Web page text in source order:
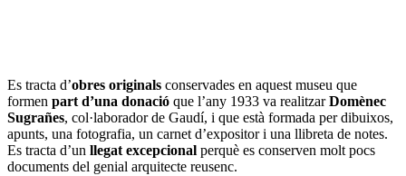
Es tracta d’obres originals conservades en aquest museu que
formen part d’una donació que l’any 1933 va realitzarDomènec
Sugrañes, col·laborador de Gaudí, i que està formada per dibuixos,
apunts, una fotografia, un carnet d’expositor i una llibreta de notes.
Es tracta d’un llegat excepcional perquè es conserven molt pocs
documents del genial arquitecte reusenc.